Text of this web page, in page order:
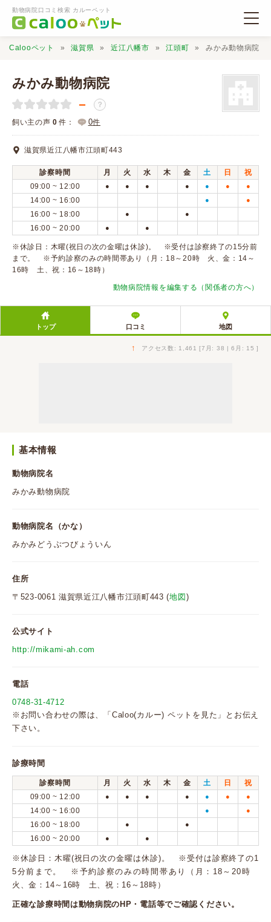
動物病院口コミ検索 カルーペット
動物病院検索
口コミ検索
Calooペットとは？
口コミ投稿
Calooペット 滋賀県 近江八幡市 江頭町 みかみ動物病院
みかみ動物病院
－ ？
飼い主の声 0 件： 0件
滋賀県近江八幡市江頭町443
診察時間 月 火 水 木 金 土 日
祝
09:00 ~ 12:00
● ● ● ● ● ● ●
14:00 ~ 16:00 ● ●
16:00 ~ 18:00 ● ●
16:00 ~ 20:00 ● ●
※休診日：木曜(祝日の次の金曜は休診)。 ※受付は診察終了の15分前
まで。 ※予約診察のみの時間帯あり（月：18～20時 火、金：14～
16時 土、祝：16～18時）
動物病院情報を編集する（関係者の方へ）
トップ 口コミ 地図
↑ アクセス数: 1,461 [7月: 38 | 6月: 15 ]
基本情報
動物病院名
みかみ動物病院
動物病院名（かな）
みかみどうぶつびょういん
住所
〒523-0061 滋賀県近江八幡市江頭町443 (地図 )
公式サイト
http://mikami-ah.com
電話
0748-31-4712
※お問い合わせの際は、「Caloo(カルー) ペットを見た」とお伝え
下さい。
診療時間
診察時間 月 火 水 木 金 土 日
祝
09:00 ~ 12:00
● ● ● ● ● ● ●
14:00 ~ 16:00 ● ●
16:00 ~ 18:00 ● ●
16:00 ~ 20:00 ● ●
※休診日：木曜(祝日の次の金曜は休診)。 ※受付は診察終了の1
5分前まで。 ※予約診察のみの時間帯あり（月：18～20時
火、金：14～16時 土、祝：16～18時）
正確な診療時間は動物病院のHP・電話等でご確認ください。